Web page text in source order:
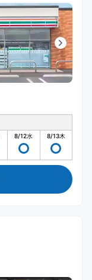
8/12水 8/13木